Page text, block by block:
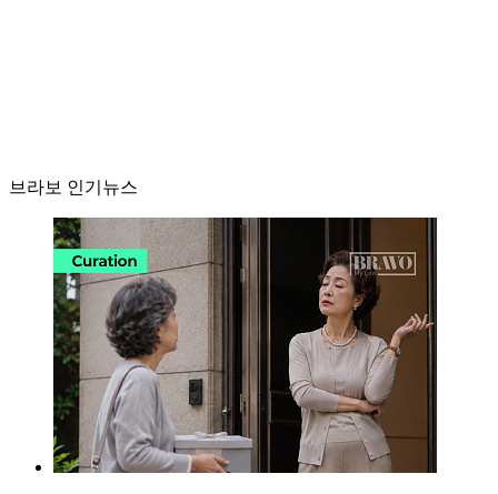
브라보 인기뉴스